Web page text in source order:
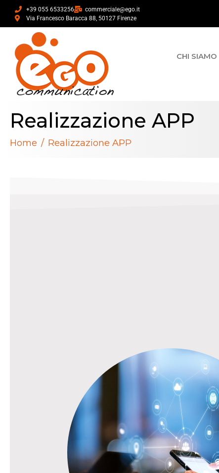
+39 055 6533256
commerciale@ego.it
Via Francesco Baracca 88, 50127 Firenze
CHI SIAMO
Realizzazione APP
Home Realizzazione APP